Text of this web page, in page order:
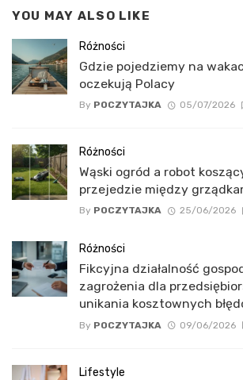
YOU MAY ALSO LIKE
Różności
Gdzie pojedziemy na
oczekują Polacy
By POCZYTAJKA 05/07/2026
Różności
Wąski ogród a robot
przejedzie między
By POCZYTAJKA 25/06/2026
Różności
Fikcyjna działalność
zagrożenia dla
unikania kosztownych
By POCZYTAJKA 09/06/2026
Lifestyle